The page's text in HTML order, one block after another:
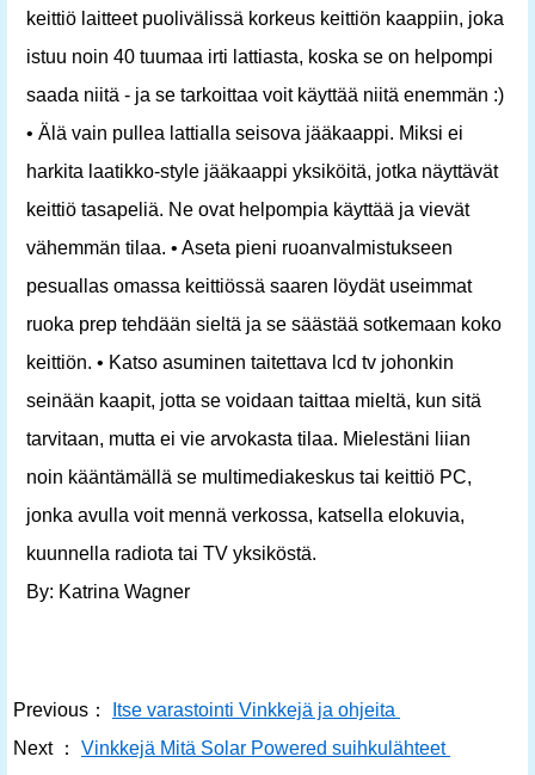
keittiö laitteet puolivälissä korkeus keittiön kaappiin, joka
istuu noin 40 tuumaa irti lattiasta, koska se on helpompi
saada niitä - ja se tarkoittaa voit käyttää niitä enemmän :)
• Älä vain pullea lattialla seisova jääkaappi. Miksi ei
harkita laatikko-style jääkaappi yksiköitä, jotka näyttävät
keittiö tasapeliä. Ne ovat helpompia käyttää ja vievät
vähemmän tilaa. • Aseta pieni ruoanvalmistukseen
pesuallas omassa keittiössä saaren löydät useimmat
ruoka prep tehdään sieltä ja se säästää sotkemaan koko
keittiön. • Katso asuminen taitettava lcd tv johonkin
seinään kaapit, jotta se voidaan taittaa mieltä, kun sitä
tarvitaan, mutta ei vie arvokasta tilaa. Mielestäni liian
noin kääntämällä se multimediakeskus tai keittiö PC,
jonka avulla voit mennä verkossa, katsella elokuvia,
kuunnella radiota tai TV yksiköstä.
By: Katrina Wagner
Previous：
Itse varastointi Vinkkejä ja ohjeita
Next ：
Vinkkejä Mitä Solar Powered suihkulähteet